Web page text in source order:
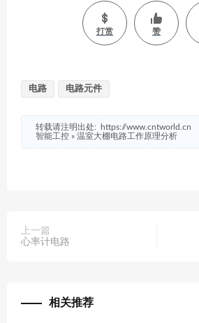
打赏 赞
电路 电路元件
转载请注明出处:
https://www.cntworld.cn
智能工控 » 温室大棚电路工作原理分析
上一篇
心率计电路
相关推荐